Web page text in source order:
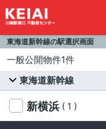
東海道新幹線の駅選択画面
一般公開物件1件
東海道新幹線
新横浜 ( 1 )